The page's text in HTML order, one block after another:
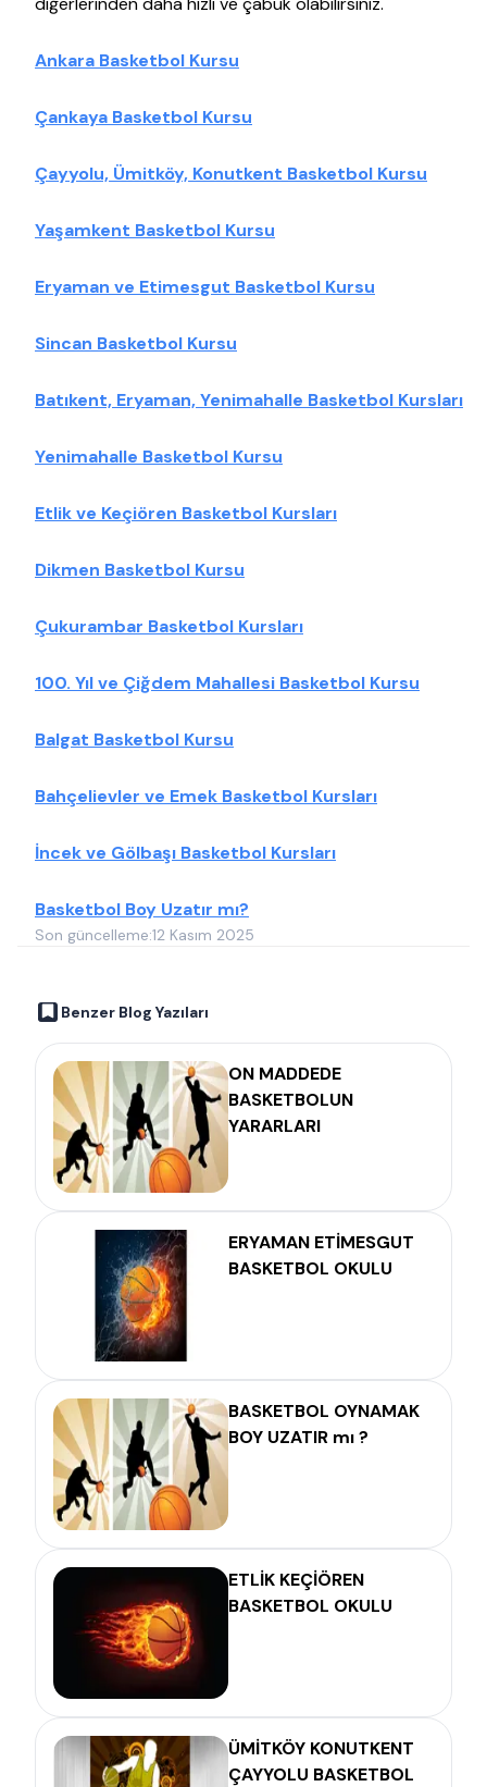
Ankara Basketbol Kursu
Çankaya Basketbol Kursu
Çayyolu, Ümitköy, Konutkent Basketbol Kursu
Yaşamkent Basketbol Kursu
Eryaman ve Etimesgut Basketbol Kursu
Sincan Basketbol Kursu
Batıkent, Eryaman, Yenimahalle Basketbol Kursları
Yenimahalle Basketbol Kursu
Etlik ve Keçiören Basketbol Kursları
Dikmen Basketbol Kursu
Çukurambar Basketbol Kursları
100. Yıl ve Çiğdem Mahallesi Basketbol Kursu
Balgat Basketbol Kursu
Bahçelievler ve Emek Basketbol Kursları
İncek ve Gölbaşı Basketbol Kursları
Basketbol Boy Uzatır mı?
Son güncelleme:12 Kasım 2025
Benzer Blog Yazıları
ON MADDEDE
BASKETBOLUN
YARARLARI
ERYAMAN ETİMESGUT
BASKETBOL OKULU
BASKETBOL OYNAMAK
BOY UZATIR mı ?
ETLİK KEÇİÖREN
BASKETBOL OKULU
ÜMİTKÖY KONUTKENT
ÇAYYOLU BASKETBOL